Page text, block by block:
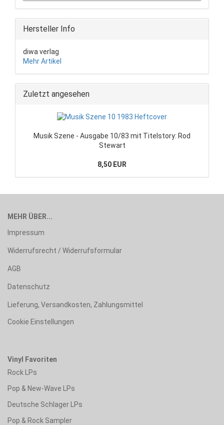
Hersteller Info
diwa verlag
Mehr Artikel
Zuletzt angesehen
Musik Szene - Ausgabe 10/83 mit Titelstory: Rod
Stewart
8,50 EUR
MEHR ÜBER...
Impressum
Widerrufsrecht / Widerrufsformular
AGB
Datenschutz
Lieferung, Versandkosten, Zahlungsmittel
Cookie Einstellungen
Vinyl Favoriten
Rock LPs
Pop & New-Wave LPs
Deutsche Schlager LPs
Pop & Rock Sampler